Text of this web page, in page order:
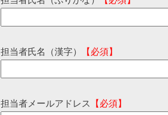
担当者氏名（漢字） 【必須】
担当者メールアドレス 【必須】